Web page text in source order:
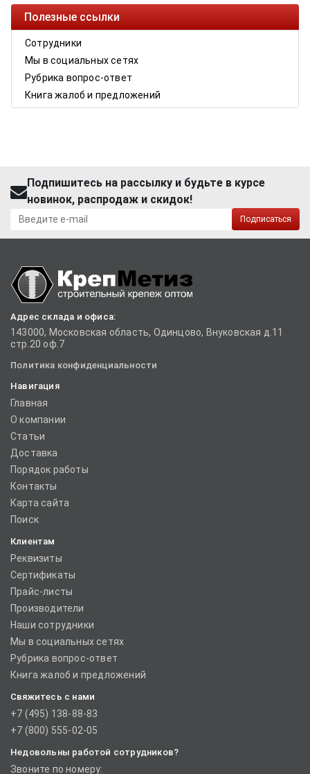
Полезные ссылки
Сотрудники
Мы в социальных сетях
Рубрика вопрос-ответ
Книга жалоб и предложений
Подпишитесь на рассылку и будьте в курсе
новинок, распродаж и скидок!
Подписаться
Адрес склада и офиса:
143000, Московская область, Одинцово, Внуковская д.11
стр.20 оф.7
Политика конфиденциальности
Навигация
Главная
О компании
Статьи
Доставка
Порядок работы
Контакты
Карта сайта
Поиск
Клиентам
Реквизиты
Сертификаты
Прайс-листы
Производители
Наши сотрудники
Мы в социальных сетях
Рубрика вопрос-ответ
Книга жалоб и предложений
Свяжитесь с нами
+7 (495) 138-88-83
+7 (800) 555-02-05
Недовольны работой сотрудников?
Звоните по номеру: